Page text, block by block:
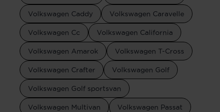
Volkswagen Caddy Volkswagen Caravelle
Volkswagen Cc Volkswagen California
Volkswagen Amarok Volkswagen T-Cross
Volkswagen Crafter Volkswagen Golf
Volkswagen Golf sportsvan
Volkswagen Multivan Volkswagen Passat